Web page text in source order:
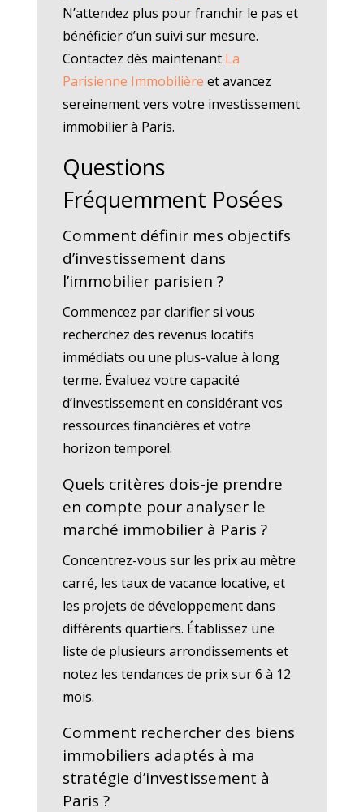
N’attendez plus pour franchir le pas et
bénéficier d’un suivi sur mesure.
Contactez dès maintenant La
Parisienne Immobilière et avancez
sereinement vers votre investissement
immobilier à Paris.
Questions
Fréquemment Posées
Comment définir mes objectifs
d’investissement dans
l’immobilier parisien ?
Commencez par clarifier si vous
recherchez des revenus locatifs
immédiats ou une plus-value à long
terme. Évaluez votre capacité
d’investissement en considérant vos
ressources financières et votre
horizon temporel.
Quels critères dois-je prendre
en compte pour analyser le
marché immobilier à Paris ?
Concentrez-vous sur les prix au mètre
carré, les taux de vacance locative, et
les projets de développement dans
différents quartiers. Établissez une
liste de plusieurs arrondissements et
notez les tendances de prix sur 6 à 12
mois.
Comment rechercher des biens
immobiliers adaptés à ma
stratégie d’investissement à
Paris ?